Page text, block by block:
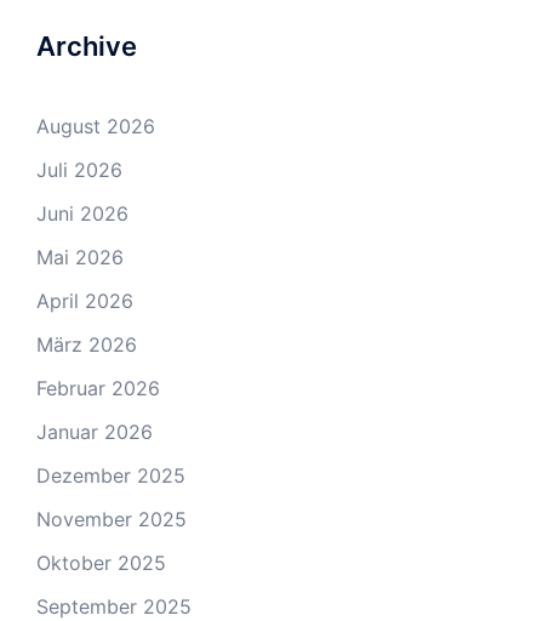
Archive
August 2026
Juli 2026
Juni 2026
Mai 2026
April 2026
März 2026
Februar 2026
Januar 2026
Dezember 2025
November 2025
Oktober 2025
September 2025